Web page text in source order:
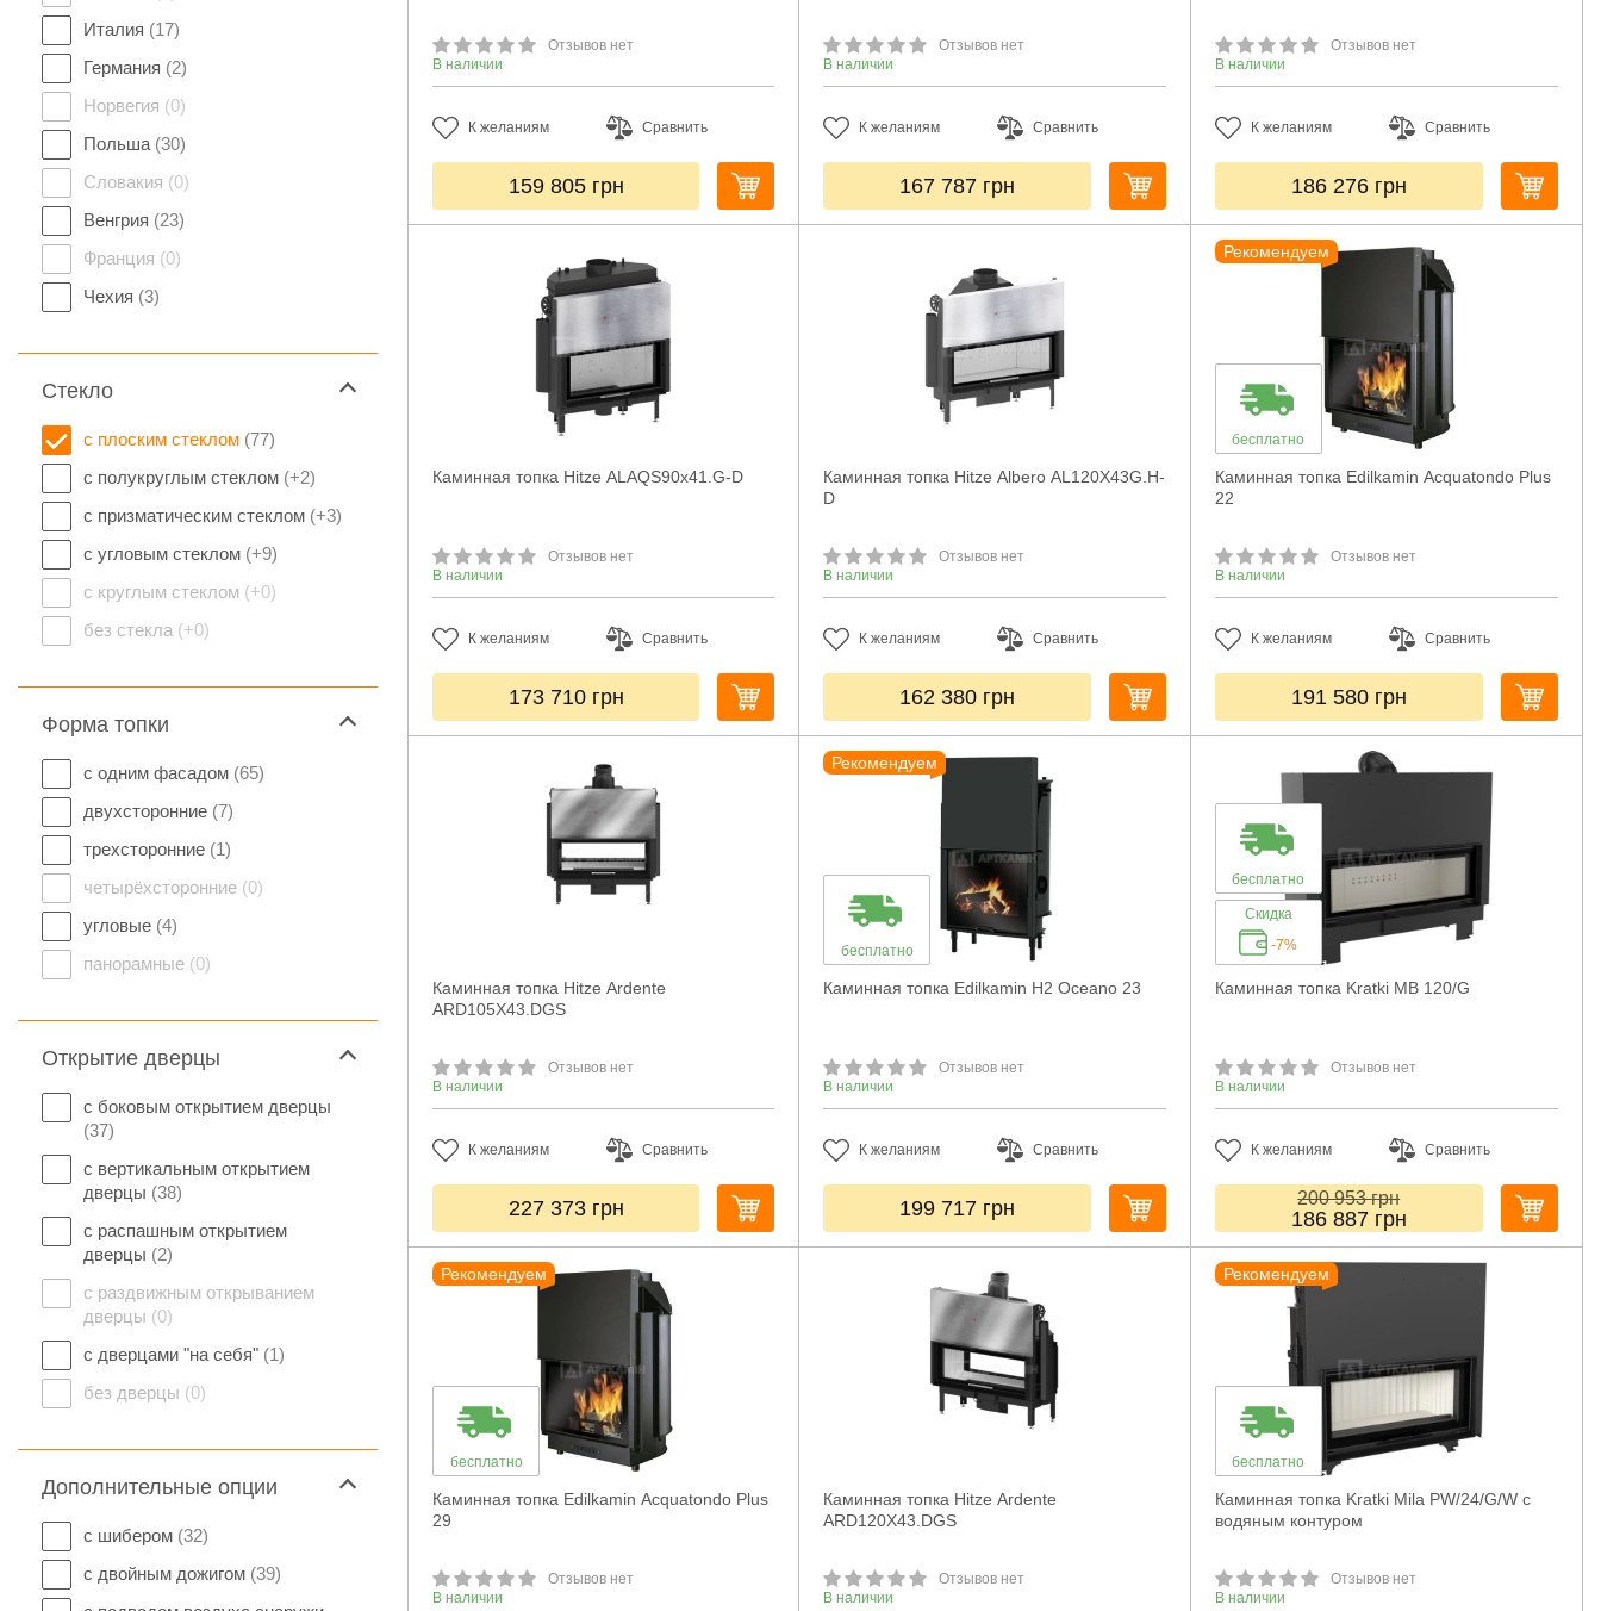
Италия (17)
Германия (2)
Норвегия (0)
Польша (30)
Словакия (0)
Венгрия (23)
Франция (0)
Чехия (3)
Стекло
с плоским стеклом (77)
с полукруглым стеклом (+2)
с призматическим стеклом (+3)
с угловым стеклом (+9)
с круглым стеклом (+0)
без стекла (+0)
Форма топки
с одним фасадом (65)
двухсторонние (7)
трехсторонние (1)
четырёхсторонние (0)
угловые (4)
панорамные (0)
Открытие дверцы
с боковым открытием дверцы
(37)
с вертикальным открытием
дверцы (38)
с распашным открытием
дверцы (2)
с раздвижным открыванием
дверцы (0)
с дверцами "на себя" (1)
без дверцы (0)
Дополнительные опции
с шибером (32)
с двойным дожигом (39)
Отзывов нет
В наличии
К желаниям Сравнить
159 805 грн
Отзывов нет
В наличии
К желаниям Сравнить
167 787 грн
Отзывов нет
В наличии
К желаниям Сравнить
186 276 грн
Каминная топка Hitze ALAQS90x41.G-D
Отзывов нет
В наличии
К желаниям Сравнить
173 710 грн
Каминная топка Hitze Albero AL120X43G.H-
D
Отзывов нет
В наличии
К желаниям Сравнить
162 380 грн
Рекомендуем
бесплатно
Каминная топка Edilkamin Acquatondo Plus
22
Отзывов нет
В наличии
К желаниям Сравнить
191 580 грн
Каминная топка Hitze Ardente
ARD105X43.DGS
Отзывов нет
В наличии
К желаниям Сравнить
227 373 грн
Рекомендуем
бесплатно
Каминная топка Edilkamin H2 Oceano 23
Отзывов нет
В наличии
К желаниям Сравнить
199 717 грн
бесплатно
Скидка
-7%
Каминная топка Kratki MB 120/G
Отзывов нет
В наличии
К желаниям Сравнить
200 953грн
186 887 грн
Рекомендуем
бесплатно
Каминная топка Edilkamin Acquatondo Plus
29
Отзывов нет
В наличии
Каминная топка Hitze Ardente
ARD120X43.DGS
Отзывов нет
В наличии
Рекомендуем
бесплатно
Каминная топка Kratki Mila PW/24/G/W с
водяным контуром
Отзывов нет
В наличии